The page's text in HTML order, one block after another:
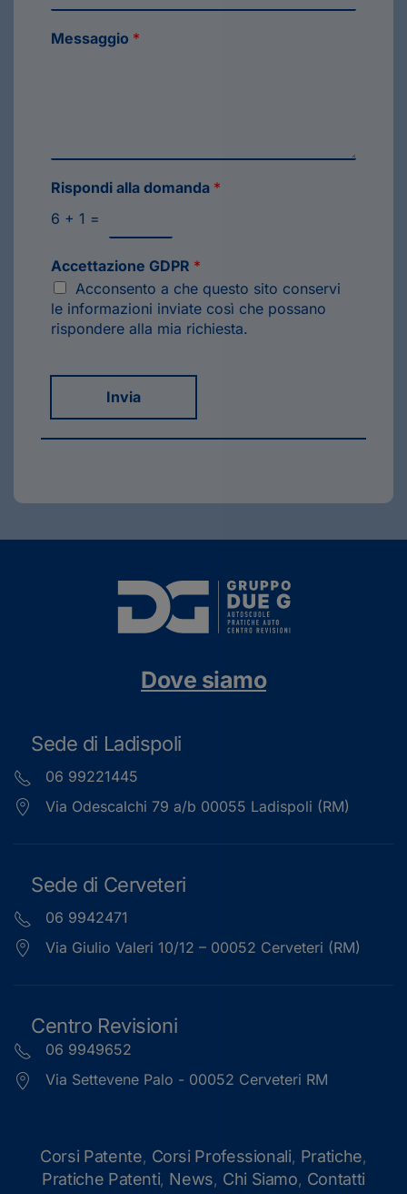
Messaggio *
Rispondi alla domanda *
6 + 1 =
Accettazione GDPR *
Acconsento a che questo sito conservi
le informazioni inviate così che possano
rispondere alla mia richiesta.
Invia
Dove siamo
Sede di Ladispoli
06 99221445
Via Odescalchi 79 a/b 00055 Ladispoli (RM)
Sede di Cerveteri
06 9942471
Via Giulio Valeri 10/12 – 00052 Cerveteri (RM)
Centro Revisioni
06 9949652
Via Settevene Palo - 00052 Cerveteri RM
Corsi Patente, Corsi Professionali, Pratiche,
Pratiche Patenti, News, Chi Siamo, Contatti